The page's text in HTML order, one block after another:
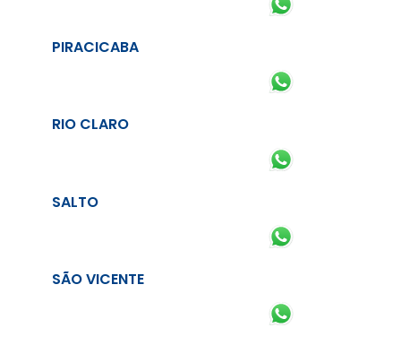
PIRACICABA
RIO CLARO
SALTO
SÃO VICENTE